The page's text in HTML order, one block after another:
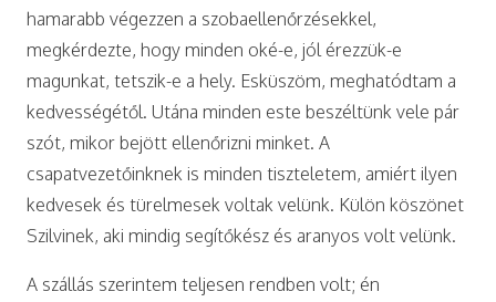
hamarabb végezzen a szobaellenőrzésekkel,
megkérdezte, hogy minden oké-e, jól érezzük-e
magunkat, tetszik-e a hely. Esküszöm, meghatódtam a
kedvességétől. Utána minden este beszéltünk vele pár
szót, mikor bejött ellenőrizni minket. A
csapatvezetőinknek is minden tiszteletem, amiért ilyen
kedvesek és türelmesek voltak velünk. Külön köszönet
Szilvinek, aki mindig segítőkész és aranyos volt velünk.
A szállás szerintem teljesen rendben volt; én